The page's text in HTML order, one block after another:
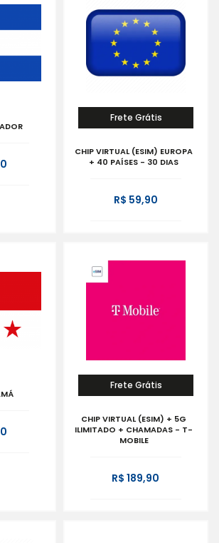
Frete Grátis
CHIP VIRTUAL (ESIM) EUROPA
+ 40 PAÍSES - 30 DIAS
R$ 59,90
Frete Grátis
CHIP VIRTUAL (ESIM) + 5G
ILIMITADO + CHAMADAS - T-
MOBILE
R$ 189,90